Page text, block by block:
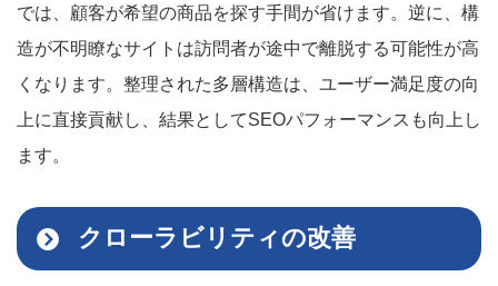
では、顧客が希望の商品を探す手間が省けます。逆に、構
造が不明瞭なサイトは訪問者が途中で離脱する可能性が高
くなります。整理された多層構造は、ユーザー満足度の向
上に直接貢献し、結果としてSEOパフォーマンスも向上し
ます。
クローラビリティの改善